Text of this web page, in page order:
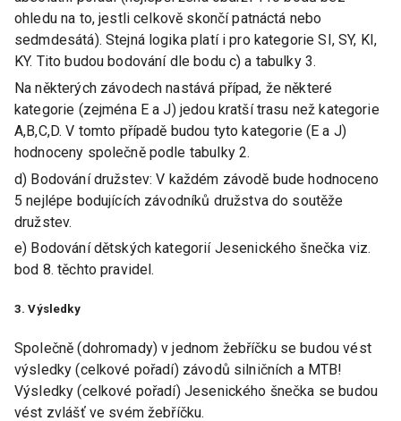
ohledu na to, jestli celkově skončí patnáctá nebo
sedmdesátá). Stejná logika platí i pro kategorie SI, SY, KI,
KY. Tito budou bodování dle bodu c) a tabulky 3.
Na některých závodech nastává případ, že některé
kategorie (zejména E a J) jedou kratší trasu než kategorie
A,B,C,D. V tomto případě budou tyto kategorie (E a J)
hodnoceny společně podle tabulky 2.
d) Bodování družstev: V každém závodě bude hodnoceno
5 nejlépe bodujících závodníků družstva do soutěže
družstev.
e) Bodování dětských kategorií Jesenického šnečka viz.
bod 8. těchto pravidel.
3. Výsledky
Společně (dohromady) v jednom žebříčku se budou vést
výsledky (celkové pořadí) závodů silničních a MTB!
Výsledky (celkové pořadí) Jesenického šnečka se budou
vést zvlášť ve svém žebříčku.